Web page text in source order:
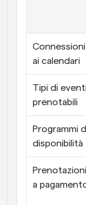
Connessioni
ai calendari
Tipi di
prenotabili
Programmi
disponibilità
Prenotazioni
a